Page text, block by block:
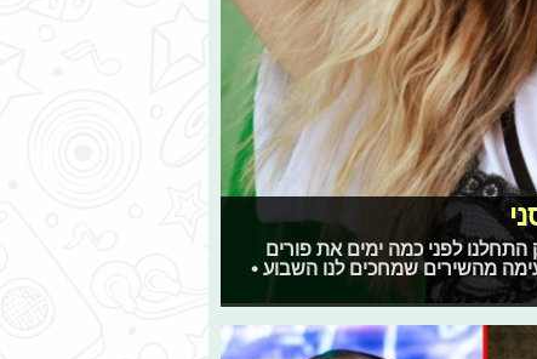
התחלנו לפני כמה ימים את פורים
מהשירים שמחכים לנו השבוע •